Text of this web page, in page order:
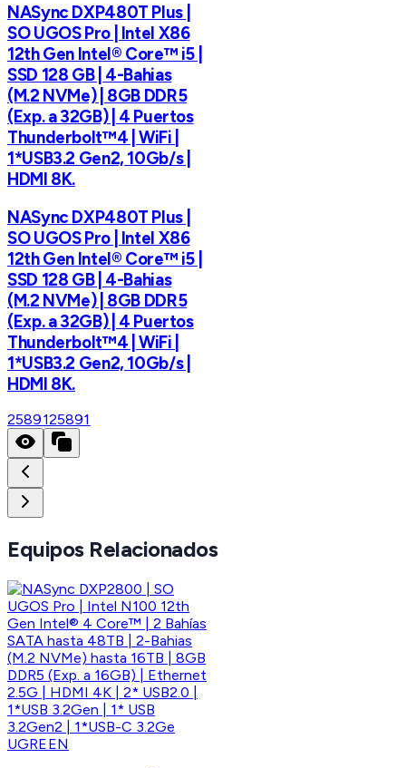
NASync DXP480T Plus |
SO UGOS Pro | Intel X86
12th Gen Intel® Core™ i5 |
SSD 128 GB | 4-Bahias
(M.2 NVMe) | 8GB DDR5
(Exp. a 32GB) | 4 Puertos
Thunderbolt™4 | WiFi |
1*USB3.2 Gen2, 10Gb/s |
HDMI 8K.
NASync DXP480T Plus |
SO UGOS Pro | Intel X86
12th Gen Intel® Core™ i5 |
SSD 128 GB | 4-Bahias
(M.2 NVMe) | 8GB DDR5
(Exp. a 32GB) | 4 Puertos
Thunderbolt™4 | WiFi |
1*USB3.2 Gen2, 10Gb/s |
HDMI 8K.
2589125891
Equipos Relacionados
UGREEN